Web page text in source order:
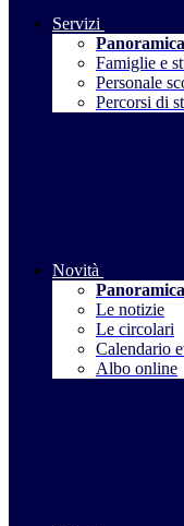
Servizi
Panoramica
Famiglie e
Personale
Percorsi di
Novità
Panoramica
Le notizie
Le circolari
Calendario
Albo online